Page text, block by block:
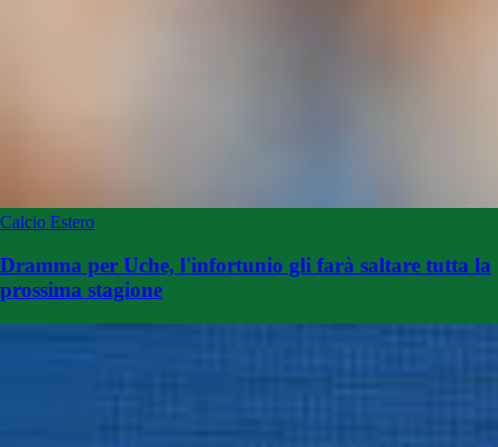
Calcio Estero
Dramma per Uche, l'infortunio gli farà saltare tutta la
prossima stagione